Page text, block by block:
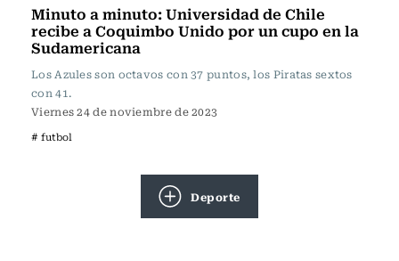
Minuto a minuto: Universidad de Chile
recibe a Coquimbo Unido por un cupo en la
Sudamericana
Los Azules son octavos con 37 puntos, los Piratas sextos
con 41.
Viernes 24 de noviembre de 2023
# futbol
Deporte